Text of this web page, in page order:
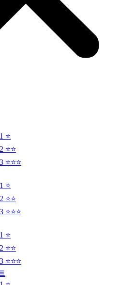
⭐
⭐⭐
⭐⭐⭐
⭐
⭐⭐
⭐⭐⭐
⭐
⭐⭐
⭐⭐⭐